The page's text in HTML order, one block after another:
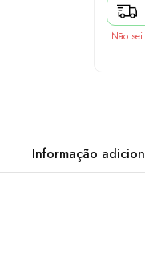
Não
Informação